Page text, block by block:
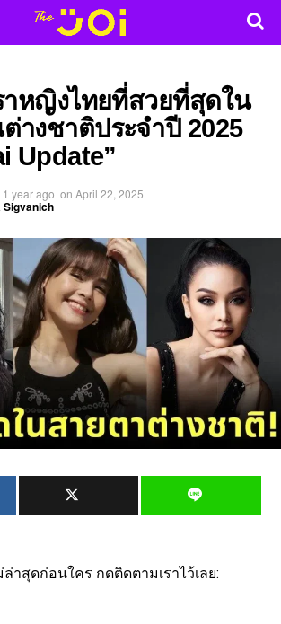
าหญิงไทยที่สวยที่สุดใน
างชาติประจำปี 2025
Update”
1 year ago on April 22, 2025
Sigvanich
าสุดก่อนใคร กดติดตามเราไว้เลย: